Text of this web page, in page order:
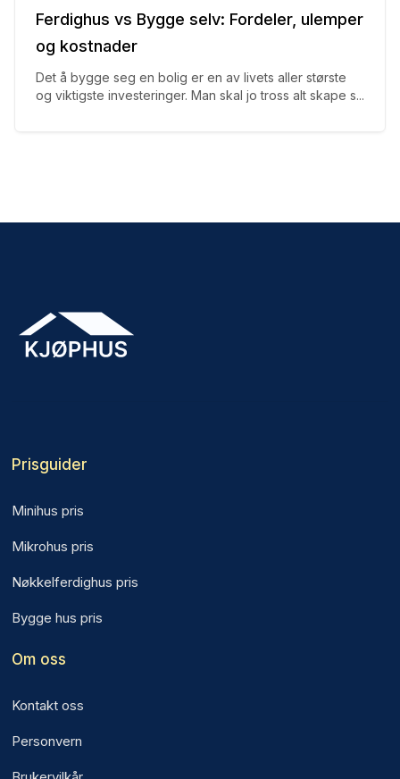
Ferdighus vs Bygge selv: Fordeler, ulemper
og kostnader
Det å bygge seg en bolig er en av livets aller største
og viktigste investeringer. Man skal jo tross alt skape s...
Prisguider
Minihus pris
Mikrohus pris
Nøkkelferdighus pris
Bygge hus pris
Om oss
Kontakt oss
Personvern